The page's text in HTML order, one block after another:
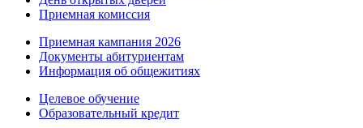
Приемная комиссия
Приемная кампания 2026
Дoкументы абитуриентам
Информация об общежитиях
Целевое обучение
Образовательный кредит